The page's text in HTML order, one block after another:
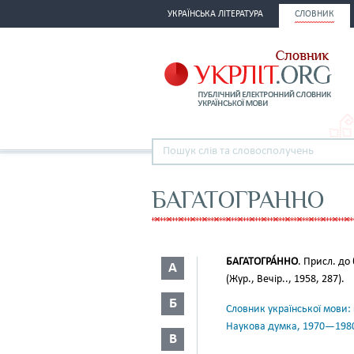
УКРАЇНСЬКА ЛІТЕРАТУРА СЛОВНИК
БАГАТОГРАННО
А
Б
В
БАГАТОГРА́ННО. Присл. до
(Жур., Вечір.., 1958, 287).
Словник української
Наукова думка,